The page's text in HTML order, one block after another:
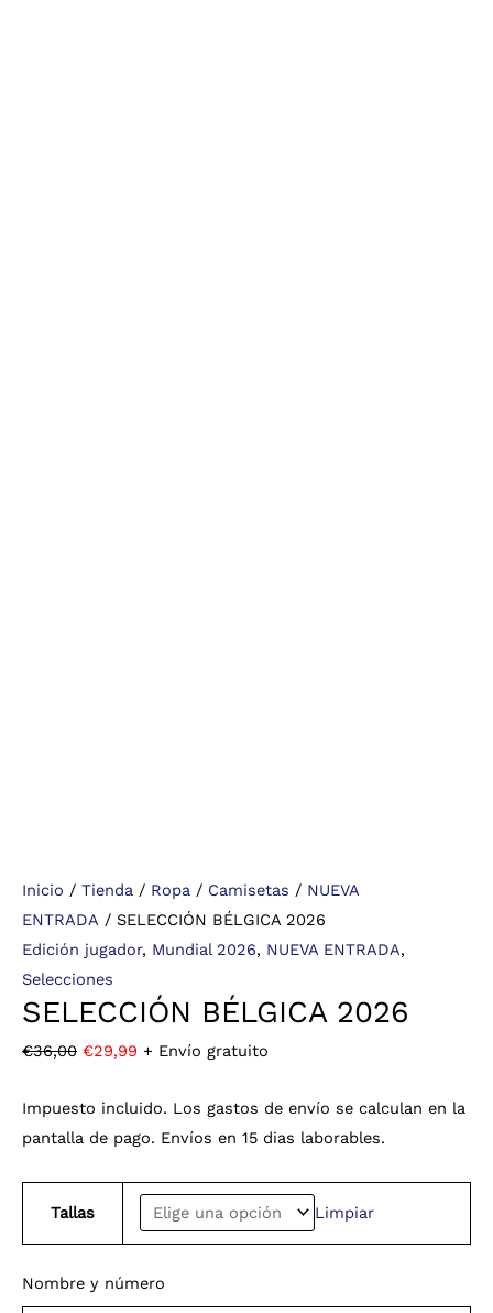
Inicio / Tienda / Ropa / Camisetas / NUEVA
ENTRADA / SELECCIÓN BÉLGICA 2026
Edición jugador, Mundial 2026, NUEVA ENTRADA,
Selecciones
SELECCIÓN BÉLGICA 2026
€36,00 €29,99 + Envío gratuito
Impuesto incluido. Los gastos de envío se calculan en la
pantalla de pago. Envíos en 15 dias laborables.
Tallas Limpiar
Nombre y número